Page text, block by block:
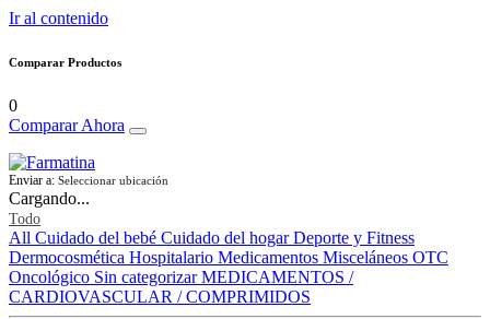
Ir al contenido
Comparar Productos
0
Comparar Ahora
Enviar a: Seleccionar ubicación
Cargando...
Todo
All Cuidado del bebé Cuidado del hogar Deporte y Fitness
Dermocosmética Hospitalario Medicamentos Misceláneos OTC
Oncológico Sin categorizar MEDICAMENTOS /
CARDIOVASCULAR / COMPRIMIDOS